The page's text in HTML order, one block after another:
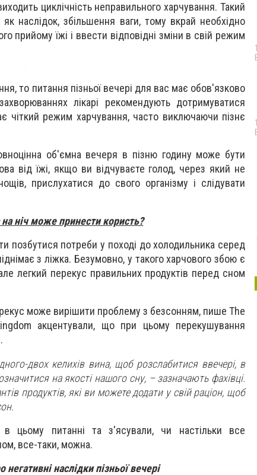
циклічність неправильного харчування. Такий
наслідок, збільшення ваги, тому вкрай необхідно
прийому їжі і ввести відповідні зміни в свій режим
то питання пізньої вечері для вас має обов'язково
лікарі рекомендують дотримуватися
чіткий режим харчування, часто виключаючи пізнє
об'ємна вечеря в пізню годину може бути
від їжі, якщо ви відчуваєте голод, через який не
прислухатися до свого організму і слідувати
ніч може принести користь?
позбутися потреби у поході до холодильника серед
з ліжка. Безумовно, у такого харчового збою є
легкий перекус правильних продуктів перед сном
може вирішити проблему з безсонням, пише The
акцентували, що при цьому перекушування
двох келихів вина, щоб розслабитися ввечері, в
на якості нашого сну, – зазначають фахівці.
продуктів, які ви можете додати у свій раціон, щоб
в цьому питанні та з'ясували, чи настільки все
все-таки, можна.
наслідки пізньої вечері